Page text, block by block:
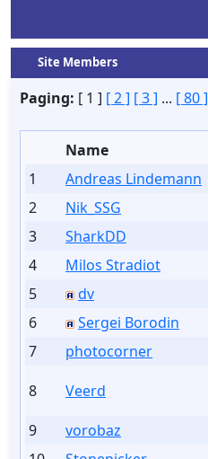
Site Members
Paging: [ 1 ] [ 2 ] [ 3 ] ... [ 80 ]
Name
1
Andreas Lindemann
2
Nik_SSG
3
SharkDD
4
Milos Stradiot
5
dv
6
Sergei Borodin
7
photocorner
8
Veerd
9
vorobaz